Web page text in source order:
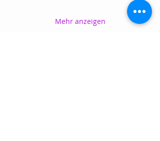
Mehr anzeigen